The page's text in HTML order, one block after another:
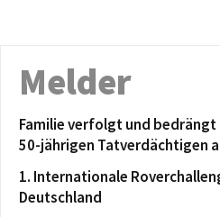
Melder
Familie verfolgt und
50-jährigen Tatverdächtigen
1. Internationale
Deutschland